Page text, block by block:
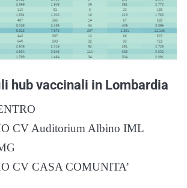
hub vaccinali in Lombardia
CV Auditorium Albino IML
CV CASA COMUNITA’